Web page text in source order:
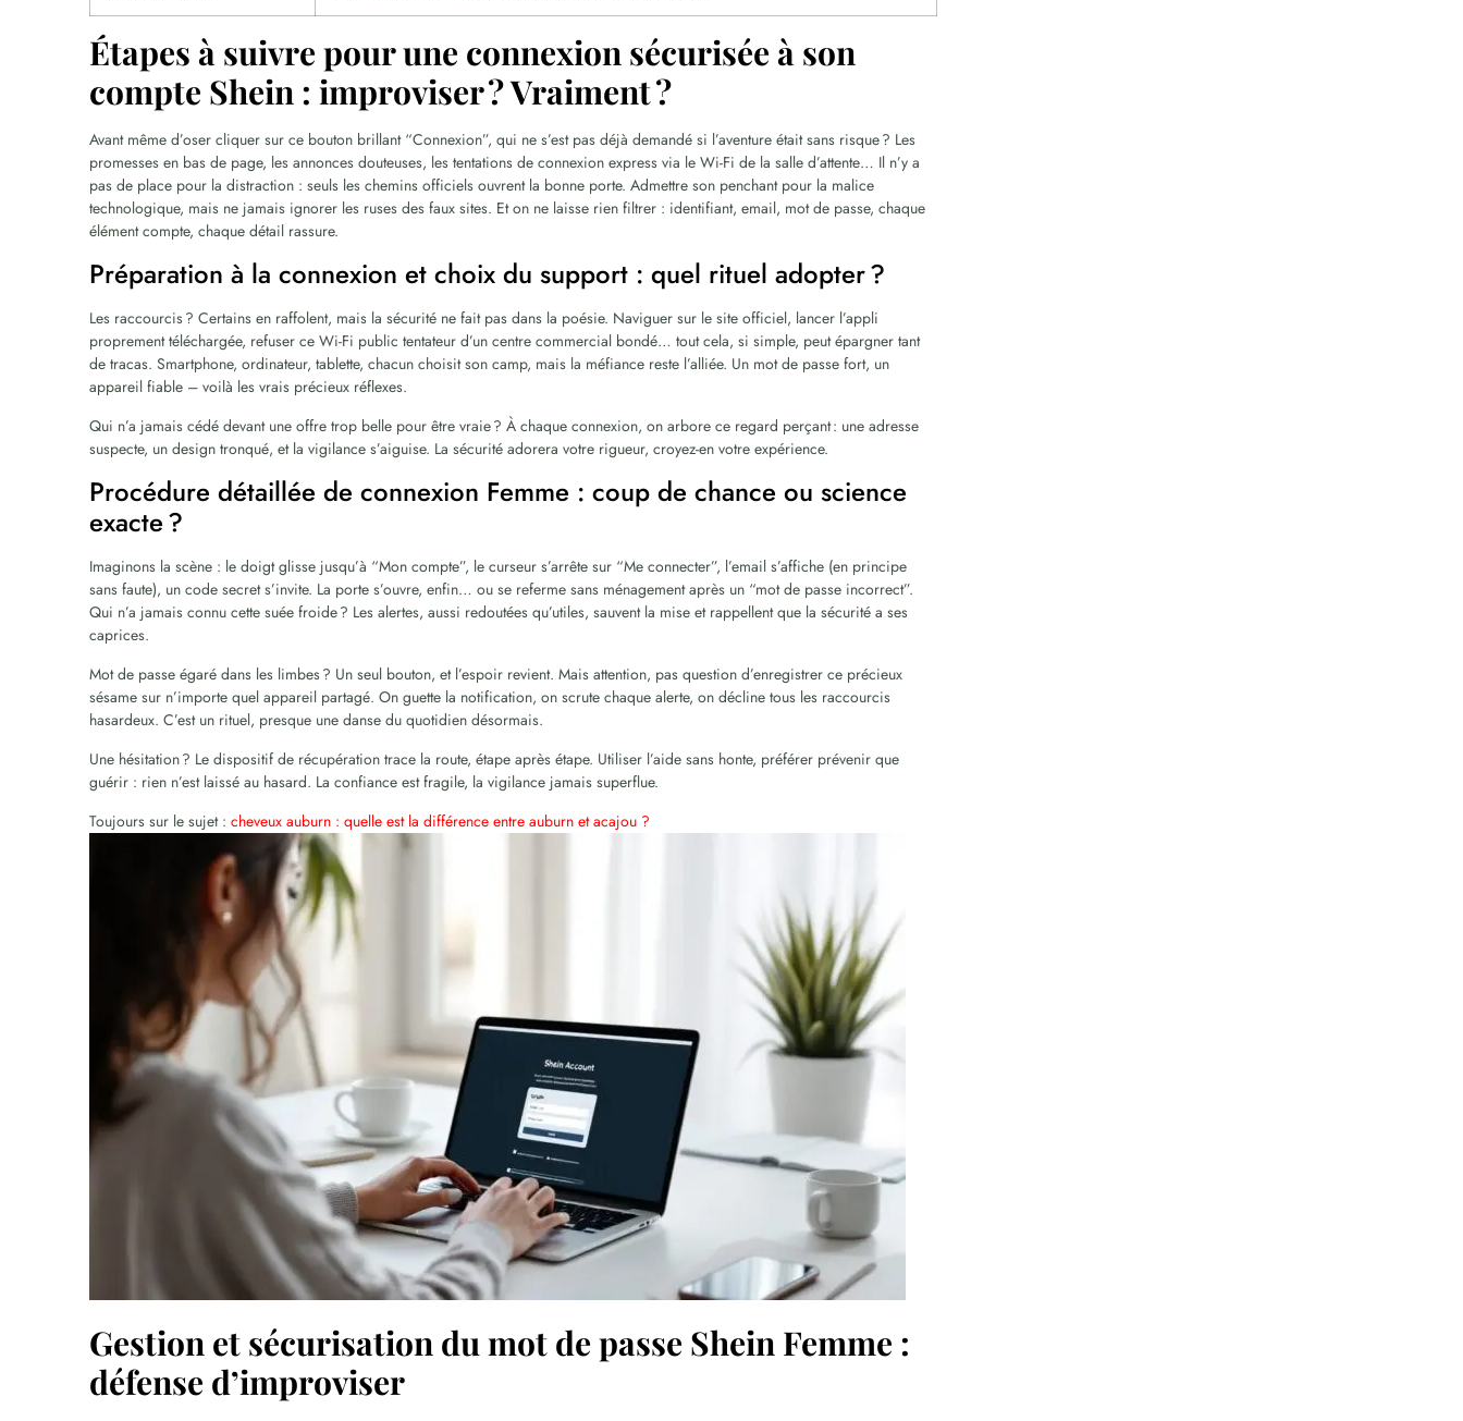
Étapes à suivre pour une connexion sécurisée à son
compte Shein : improviser ? Vraiment ?
Avant même d’oser cliquer sur ce bouton brillant “Connexion”, qui ne s’est pas déjà demandé si l’aventure était sans risque ? Les
promesses en bas de page, les annonces douteuses, les tentations de connexion express via le Wi-Fi de la salle d’attente… Il n’y a
pas de place pour la distraction : seuls les chemins officiels ouvrent la bonne porte. Admettre son penchant pour la malice
technologique, mais ne jamais ignorer les ruses des faux sites. Et on ne laisse rien filtrer : identifiant, email, mot de passe, chaque
élément compte, chaque détail rassure.
Préparation à la connexion et choix du support : quel rituel adopter ?
Les raccourcis ? Certains en raffolent, mais la sécurité ne fait pas dans la poésie. Naviguer sur le site officiel, lancer l’appli
proprement téléchargée, refuser ce Wi-Fi public tentateur d’un centre commercial bondé… tout cela, si simple, peut épargner tant
de tracas. Smartphone, ordinateur, tablette, chacun choisit son camp, mais la méfiance reste l’alliée. Un mot de passe fort, un
appareil fiable – voilà les vrais précieux réflexes.
Qui n’a jamais cédé devant une offre trop belle pour être vraie ? À chaque connexion, on arbore ce regard perçant : une adresse
suspecte, un design tronqué, et la vigilance s’aiguise. La sécurité adorera votre rigueur, croyez-en votre expérience.
Procédure détaillée de connexion Femme : coup de chance ou science
exacte ?
Imaginons la scène : le doigt glisse jusqu’à “Mon compte”, le curseur s’arrête sur “Me connecter”, l’email s’affiche (en principe
sans faute), un code secret s’invite. La porte s’ouvre, enfin… ou se referme sans ménagement après un “mot de passe incorrect”.
Qui n’a jamais connu cette suée froide ? Les alertes, aussi redoutées qu’utiles, sauvent la mise et rappellent que la sécurité a ses
caprices.
Mot de passe égaré dans les limbes ? Un seul bouton, et l’espoir revient. Mais attention, pas question d’enregistrer ce précieux
sésame sur n’importe quel appareil partagé. On guette la notification, on scrute chaque alerte, on décline tous les raccourcis
hasardeux. C’est un rituel, presque une danse du quotidien désormais.
Une hésitation ? Le dispositif de récupération trace la route, étape après étape. Utiliser l’aide sans honte, préférer prévenir que
guérir : rien n’est laissé au hasard. La confiance est fragile, la vigilance jamais superflue.
Toujours sur le sujet :cheveux auburn : quelle est la différence entre auburn et acajou ?
Gestion et sécurisation du mot de passe Shein Femme :
défense d’improviser